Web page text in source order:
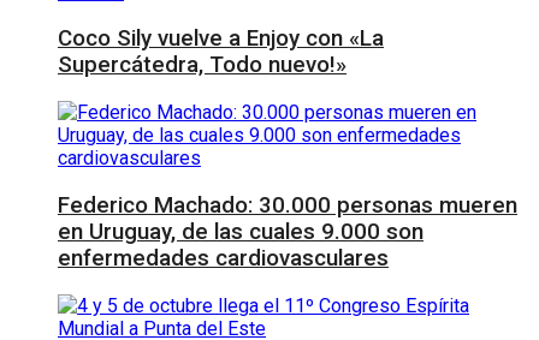
Coco Sily vuelve a Enjoy con «La
Supercátedra, Todo nuevo!»
Federico Machado: 30.000 personas mueren
en Uruguay, de las cuales 9.000 son
enfermedades cardiovasculares